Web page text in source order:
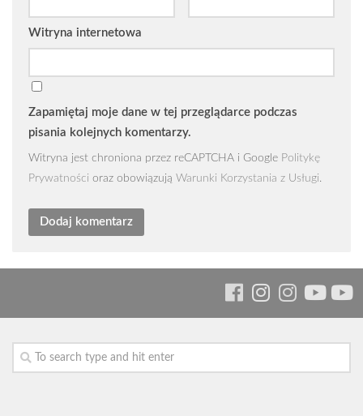
Witryna internetowa
Zapamiętaj moje dane w tej przeglądarce podczas
pisania kolejnych komentarzy.
Witryna jest chroniona przez reCAPTCHA i Google Politykę
Prywatności oraz obowiązują Warunki Korzystania z Usługi.